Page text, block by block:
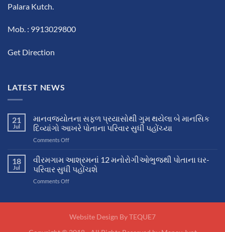
Palara Kutch.
Mob. : 9913029800
Get Direction
LATEST NEWS
21
Jul
માનવજ્યોતના સફળ પ્રયાસોથી ગુમ થયેલા બે માનસિક
દિવ્યાંગો આખરે પોતાના પરિવાર સુધી પહોંચ્યા
Comments Offon
પ્રયાસોથી
ગુમ
થયેલા
આખરે
18
Jul
વીરમગામ આશ્રમનાં 12 મનોરોગીઓભુજથી પોતાના ઘર-
પરિવાર સુધી પહોંચશે
Comments Offon
મનોરોગીઓભુજથી
Website Design ByTEQUE7